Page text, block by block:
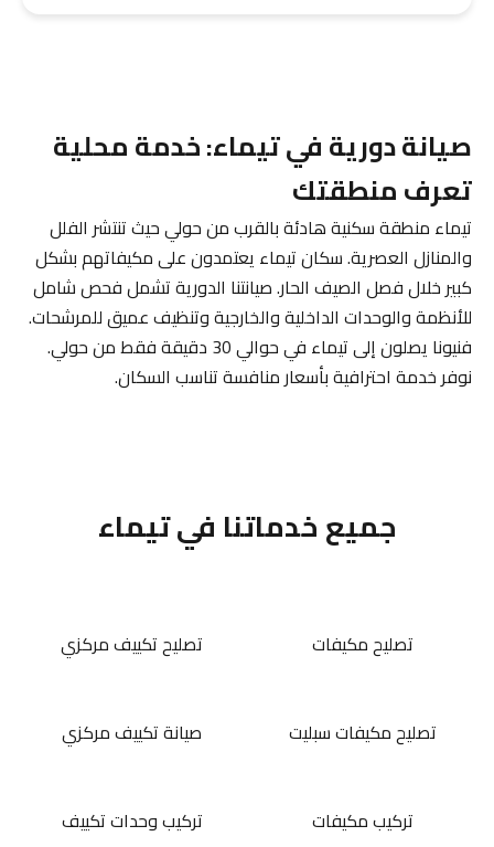
صيانة دورية في تيماء: خدمة محلية
تعرف منطقتك
تيماء منطقة سكنية هادئة بالقرب من حولي حيث تنتشر الفلل
والمنازل العصرية. سكان تيماء يعتمدون على مكيفاتهم بشكل
كبير خلال فصل الصيف الحار. صيانتنا الدورية تشمل فحص شامل
للأنظمة والوحدات الداخلية والخارجية وتنظيف عميق للمرشحات.
فنيونا يصلون إلى تيماء في حوالي 30 دقيقة فقط من حولي.
نوفر خدمة احترافية بأسعار منافسة تناسب السكان.
جميع خدماتنا في تيماء
تصليح مكيفات تصليح تكييف مركزي
تصليح مكيفات سبليت صيانة تكييف مركزي
تركيب مكيفات تركيب وحدات تكييف